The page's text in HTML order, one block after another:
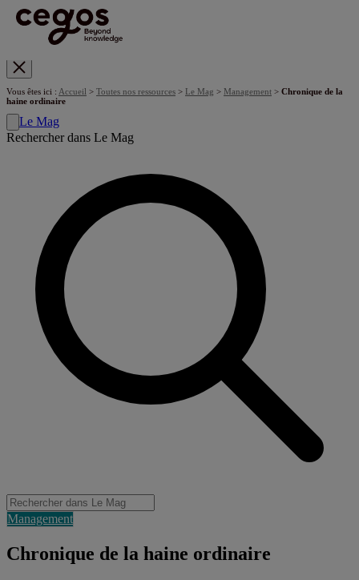
Vous êtes ici : Accueil > Toutes nos ressources > Le Mag > Management > Chronique de la
haine ordinaire
Le Mag
Rechercher dans Le Mag
Management
Chronique de la haine ordinaire